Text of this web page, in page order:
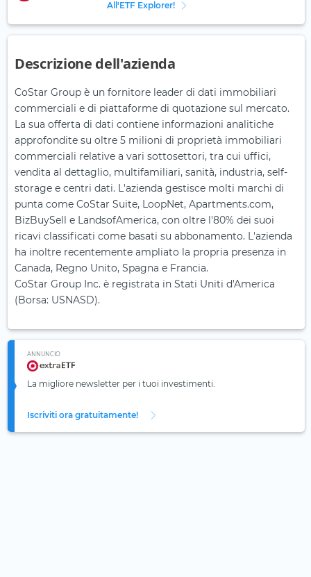
All'ETF Explorer!
Descrizione dell'azienda
CoStar Group è un fornitore leader di dati immobiliari
commerciali e di piattaforme di quotazione sul mercato.
La sua offerta di dati contiene informazioni analitiche
approfondite su oltre 5 milioni di proprietà immobiliari
commerciali relative a vari sottosettori, tra cui uffici,
vendita al dettaglio, multifamiliari, sanità, industria, self-
storage e centri dati. L'azienda gestisce molti marchi di
punta come CoStar Suite, LoopNet, Apartments.com,
BizBuySell e LandsofAmerica, con oltre l'80% dei suoi
ricavi classificati come basati su abbonamento. L'azienda
ha inoltre recentemente ampliato la propria presenza in
Canada, Regno Unito, Spagna e Francia.
CoStar Group Inc. è registrata in Stati Uniti d'America
(Borsa: USNASD).
ANNUNCIO
La migliore newsletter per i tuoi investimenti.
Iscriviti ora gratuitamente!